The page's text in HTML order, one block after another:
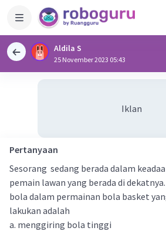
Aldila S
25 November 2023 05:43
Iklan
Pertanyaan
Sesorang sedang berada dalam
pemain lawan yang berada di
bola dalam permainan bola basket
lakukan adalah
a. menggiring bola tinggi